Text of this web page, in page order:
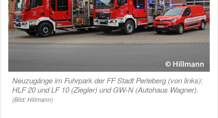
Neuzugänge im Fuhrpark der FF Stadt Perleberg (von links):
HLF 20 und LF 10 (Ziegler) und GW-N (Autohaus Wagner).
(Bild: Hillmann)